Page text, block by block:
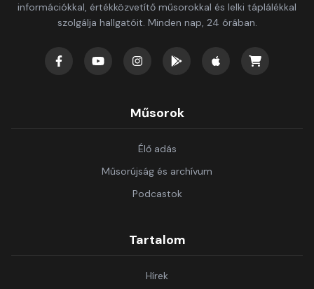
információkkal, értékközvetítő műsorokkal és lelki táplálékkal
szolgálja hallgatóit. Minden nap, 24 órában.
Műsorok
Élő adás
Műsorújság és archívum
Podcastok
Tartalom
Hírek